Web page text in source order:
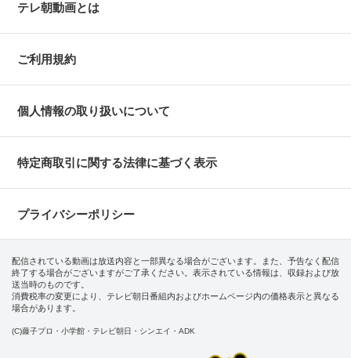
テレ朝動画とは
ご利用規約
個人情報の取り扱いについて
特定商取引に関する法律に基づく表示
プライバシーポリシー
配信されている動画は放送内容と一部異なる場合がございます。また、予告なく配信
終了する場合がございますがご了承ください。表示されている情報は、収録および放
送当時のものです。
消費税率の変更により、テレビ朝日番組内およびホームページ内の価格表示と異なる
場合があります。
(C)藤子プロ・小学館・テレビ朝日・シンエイ・ADK